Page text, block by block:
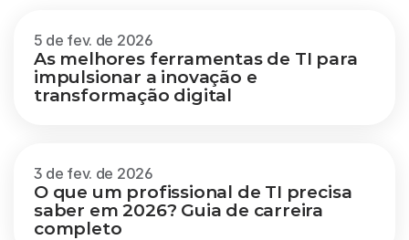
5 de fev. de 2026
As melhores ferramentas de TI para
impulsionar a inovação e
transformação digital
3 de fev. de 2026
O que um profissional de TI precisa
saber em 2026? Guia de carreira
completo